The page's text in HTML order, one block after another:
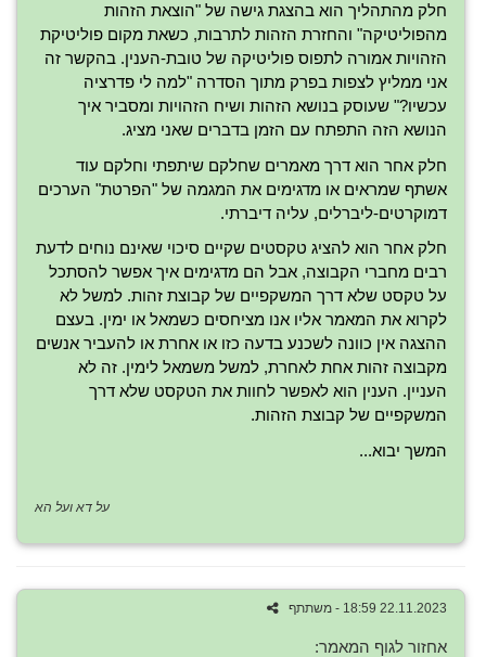
חלק מהתהליך הוא בהצגת גישה של "הוצאת הזהות
מהפוליטיקה" והחזרת הזהות לתרבות, כשאת מקום פוליטיקת
הזהויות אמורה לתפוס פוליטיקה של טובת-הענין. בהקשר זה
אני ממליץ לצפות בפרק מתוך הסדרה "למה לי פדרציה
עכשיו?" שעוסק בנושא הזהות ושיח הזהויות ומסביר איך
הנושא הזה התפתח עם הזמן בדברים שאני מציג.
חלק אחר הוא דרך מאמרים שחלקם שיתפתי וחלקם עוד
אשתף שמראים או מדגימים את המגמה של "הפרטת" הערכים
דמוקרטים-ליברלים, עליה דיברתי.
חלק אחר הוא להציג טקסטים שקיים סיכוי שאינם נוחים לדעת
רבים מחברי הקבוצה, אבל הם מדגימים איך אפשר להסתכל
על טקסט שלא דרך המשקפיים של קבוצת זהות. למשל לא
לקרוא את המאמר אליו אנו מציחסים כשמאל או ימין. בעצם
ההצגה אין כוונה לשכנע בדעה כזו או אחרת או להעביר אנשים
מקבוצה זהות אחת לאחרת, למשל משמאל לימין. זה לא
העניין. הענין הוא לאפשר לחוות את הטקסט שלא דרך
המשקפיים של קבוצת הזהות.
המשך יבוא...
על דא ועל הא
22.11.2023 18:59 - משתתף
אחזור לגוף המאמר: